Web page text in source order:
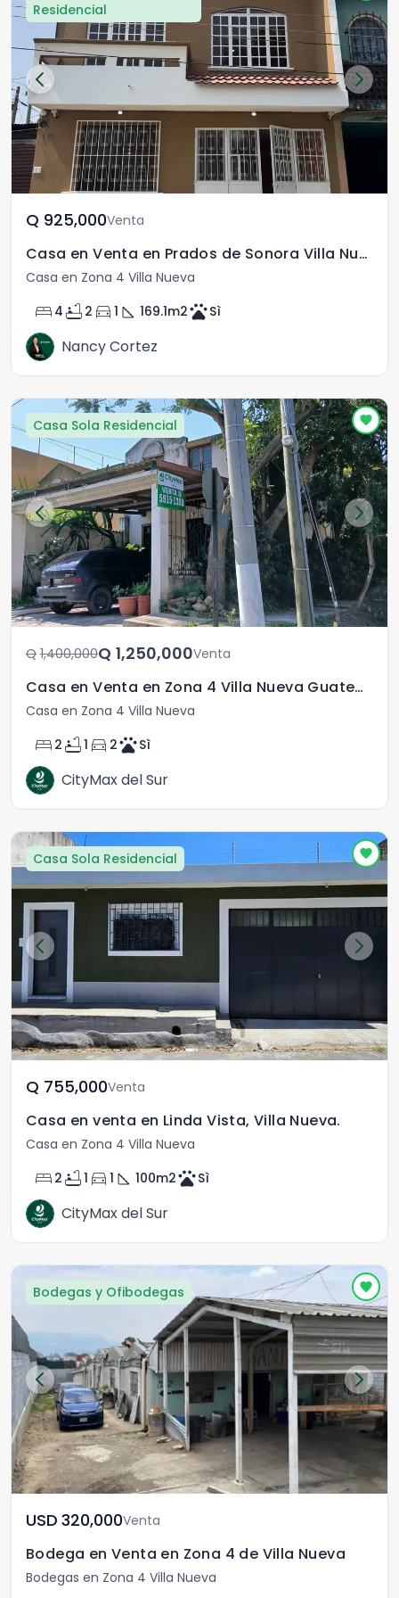
Residencial
Q	925,000Venta
Casa en Venta en Prados de Sonora Villa Nueva Guatemala
Casa en Zona 4 Villa Nueva
bed 4 bathtub 2 directions_car 1 square_foot 169.1m2petsSì
Nancy Cortez
Casa Sola Residencial
Q	1,400,000 Q	1,250,000Venta
Casa en Venta en Zona 4 Villa Nueva Guatemala
Casa en Zona 4 Villa Nueva
bed 2 bathtub1 directions_car 2petsSì
CityMax del Sur
Casa Sola Residencial
Q	755,000Venta
Casa en venta en Linda Vista, Villa Nueva.
Casa en Zona 4 Villa Nueva
bed 2 bathtub1 directions_car 1 square_foot 100m2petsSì
CityMax del Sur
Bodegas y Ofibodegas
USD	320,000Venta
Bodega en Venta en Zona 4 de Villa Nueva
Bodegas en Zona 4 Villa Nueva